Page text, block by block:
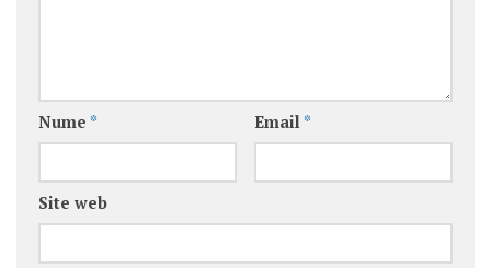
Nume * Email *
Site web